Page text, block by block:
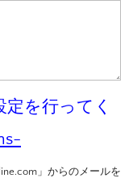
定を行ってく
」からのメールを